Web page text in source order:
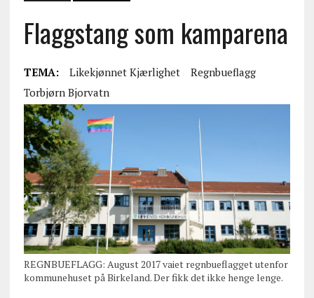
Flaggstang som kamparena
TEMA: Likekjønnet Kjærlighet
Regnbueflagg
Torbjørn Bjorvatn
REGNBUEFLAGG: August 2017 vaiet regnbueflagget utenfor
kommunehuset på Birkeland. Der fikk det ikke henge lenge.